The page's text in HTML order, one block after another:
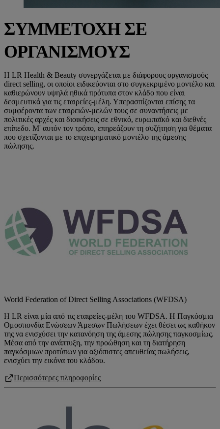
ΣΥΜΜΕΤΟΧΗ ΣΕ
ΟΡΓΑΝΙΣΜΟΥΣ
Η LR Health & Beauty συνεργάζεται με διάφορους οργανισμούς
direct selling, οι οποίοι ειδικεύονται στο συγκεκριμένο μοντέλο και
καθιερώνουν υψηλά ηθικά πρότυπα στον κλάδο που είναι
δεσμευτικά για τις εταιρείες-μέλη. Υπερασπίζονται επίσης τα
συμφέροντα των εταιρειών-μελών τους σε συναντήσεις με
πολιτικές αρχές και διοικήσεις σε εθνικό, ευρωπαϊκό και διεθνές
επίπεδο. Μ' αυτόν τον τρόπο, επηρεάζουν τη συζήτηση για θέματα
που σχετίζονται με το επιχειρηματικό μοντέλο της άμεσης
πώλησης.
World Federation of Direct Selling Associations (WFDSA)
Η LR είναι μία από τις εταιρείες-μέλη του WFDSA. Η Παγκόσμια
Ομοσπονδία Ενώσεων Άμεσων Πωλήσεων έχει θέσει ως καθήκον
της να ενισχύσει την κατανόηση της άμεσης πώλησης παγκοσμίως.
Μέσα από την ανάπτυξη, την προώθηση και τη διατήρηση
παγκόσμιων προτύπων για αξιόπιστες απευθείας πωλήσεις,
ενισχύει την εικόνα του κλάδου.
Περισσότερες πληροφορίες